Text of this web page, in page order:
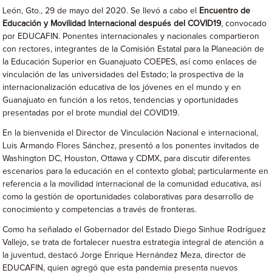
León, Gto., 29 de mayo del 2020. Se llevó a cabo el
Encuentro de
Educación y Movilidad Internacional después del COVID19, convocado
por EDUCAFIN. Ponentes internacionales y nacionales compartieron
con rectores, integrantes de la Comisión Estatal para la Planeación de
la Educación Superior en Guanajuato COEPES, así como enlaces de
vinculación de las universidades del Estado; la prospectiva de la
internacionalización educativa de los jóvenes en el mundo y en
Guanajuato en función a los retos, tendencias y oportunidades
presentadas por el brote mundial del COVID19.
En la bienvenida el Director de Vinculación Nacional e internacional,
Luis Armando Flores Sánchez, presentó a los ponentes invitados de
Washington DC, Houston, Ottawa y CDMX, para discutir diferentes
escenarios para la educación en el contexto global; particularmente en
referencia a la movilidad internacional de la comunidad educativa, así
como la gestión de oportunidades colaborativas para desarrollo de
conocimiento y competencias a través de fronteras.
Como ha señalado el Gobernador del Estado Diego Sinhue Rodríguez
Vallejo, se trata de fortalecer nuestra estrategia integral de atención a
la juventud, destacó Jorge Enrique Hernández Meza, director de
EDUCAFIN, quien agregó que esta pandemia presenta nuevos